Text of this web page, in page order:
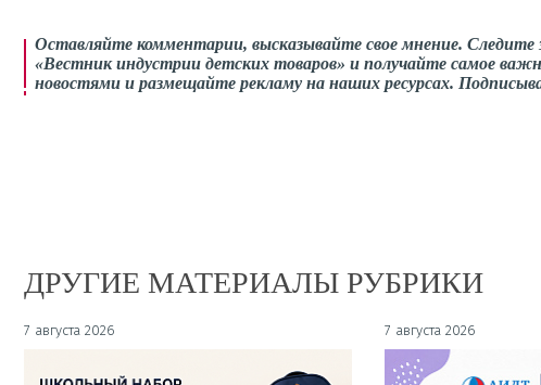
Оставляйте комментарии, высказывайте свое мнение.
«Вестник индустрии детских товаров» и получайте самое
новостями и размещайте рекламу на наших ресурсах.
ДРУГИЕ МАТЕРИАЛЫ РУБРИКИ
7 августа 2026 7 августа 2026